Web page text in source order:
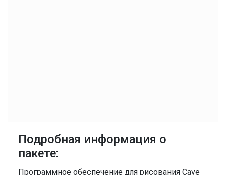
Подробная информация о
пакете:
Программное обеспечение для рисования Cave